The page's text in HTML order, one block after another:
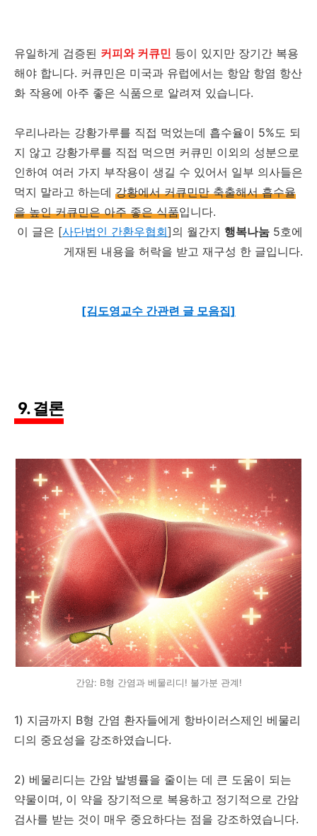
유일하게 검증된 커피와 커큐민 등이 있지만 장기간 복용
해야 합니다. 커큐민은 미국과 유럽에서는 항암 항염 항산
화 작용에 아주 좋은 식품으로 알려져 있습니다.
우리나라는 강황가루를 직접 먹었는데 흡수율이 5%도 되
지 않고 강황가루를 직접 먹으면 커큐민 이외의 성분으로
인하여 여러 가지 부작용이 생길 수 있어서 일부 의사들은
먹지 말라고 하는데 강황에서 커큐민만 축출해서 흡수율
을 높인 커큐민은 아주 좋은 식품입니다.
이 글은 [사단법인 간환우협회]의 월간지 행복나눔 5호에
게재된 내용을 허락을 받고 재구성 한 글입니다.
[김도영교수 간관련 글 모음집]
9. 결론
간암: B형 간염과 베물리디! 불가분 관계!
1) 지금까지 B형 간염 환자들에게 항바이러스제인 베물리
디의 중요성을 강조하였습니다.
2) 베물리디는 간암 발병률을 줄이는 데 큰 도움이 되는
약물이며, 이 약을 장기적으로 복용하고 정기적으로 간암
검사를 받는 것이 매우 중요하다는 점을 강조하였습니다.